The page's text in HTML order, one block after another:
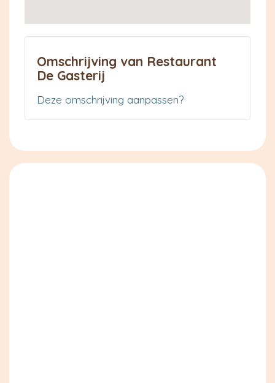
Omschrijving van Restaurant
De Gasterij
Deze omschrijving aanpassen?